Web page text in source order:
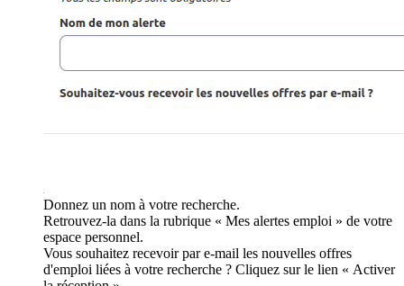
Donnez un nom à votre recherche.
Retrouvez-la dans la rubrique « Mes alertes emploi » de votre
espace personnel.
Vous souhaitez recevoir par e-mail les nouvelles offres
d'emploi liées à votre recherche ? Cliquez sur le lien « Activer